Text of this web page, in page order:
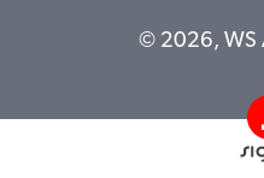
© 2026, WS